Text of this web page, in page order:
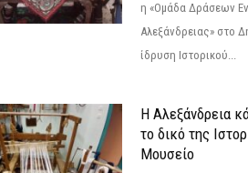
η «Ομάδα Δράσεων
Αλεξάνδρειας» στο
ίδρυση Ιστορικού...
Η Αλεξάνδρεια
το δικό της
Μουσείο